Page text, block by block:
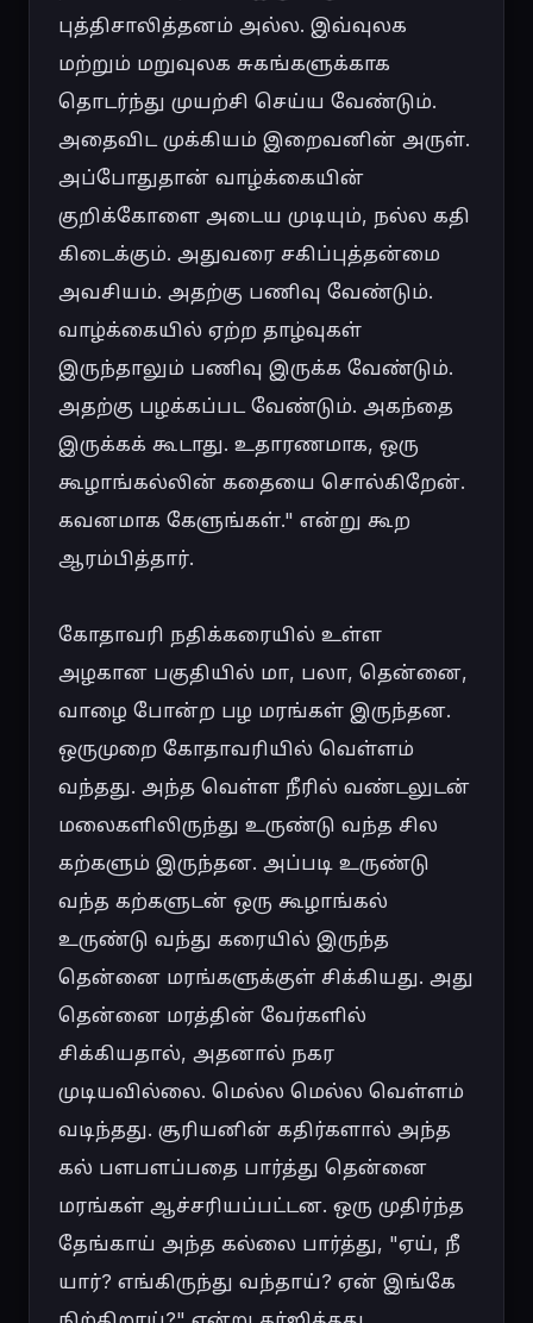
புத்திசாலித்தனம் அல்ல. இவ்வுலக
மற்றும் மறுவுலக சுகங்களுக்காக
தொடர்ந்து முயற்சி செய்ய வேண்டும்.
அதைவிட முக்கியம் இறைவனின் அருள்.
அப்போதுதான் வாழ்க்கையின்
குறிக்கோளை அடைய முடியும், நல்ல கதி
கிடைக்கும். அதுவரை சகிப்புத்தன்மை
அவசியம். அதற்கு பணிவு வேண்டும்.
வாழ்க்கையில் ஏற்ற தாழ்வுகள்
இருந்தாலும் பணிவு இருக்க வேண்டும்.
அதற்கு பழக்கப்பட வேண்டும். அகந்தை
இருக்கக் கூடாது. உதாரணமாக, ஒரு
கூழாங்கல்லின் கதையை சொல்கிறேன்.
கவனமாக கேளுங்கள்." என்று கூற
ஆரம்பித்தார்.
கோதாவரி நதிக்கரையில் உள்ள
அழகான பகுதியில் மா, பலா, தென்னை,
வாழை போன்ற பழ மரங்கள் இருந்தன.
ஒருமுறை கோதாவரியில் வெள்ளம்
வந்தது. அந்த வெள்ள நீரில் வண்டலுடன்
மலைகளிலிருந்து உருண்டு வந்த சில
கற்களும் இருந்தன. அப்படி உருண்டு
வந்த கற்களுடன் ஒரு கூழாங்கல்
உருண்டு வந்து கரையில் இருந்த
தென்னை மரங்களுக்குள் சிக்கியது. அது
தென்னை மரத்தின் வேர்களில்
சிக்கியதால், அதனால் நகர
முடியவில்லை. மெல்ல மெல்ல வெள்ளம்
வடிந்தது. சூரியனின் கதிர்களால் அந்த
கல் பளபளப்பதை பார்த்து தென்னை
மரங்கள் ஆச்சரியப்பட்டன. ஒரு முதிர்ந்த
தேங்காய் அந்த கல்லை பார்த்து, "ஏய், நீ
யார்? எங்கிருந்து வந்தாய்? ஏன் இங்கே